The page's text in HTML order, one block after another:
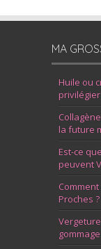
MA
Huile ou
la future
Est-ce
peuvent
Proches ?
gommage